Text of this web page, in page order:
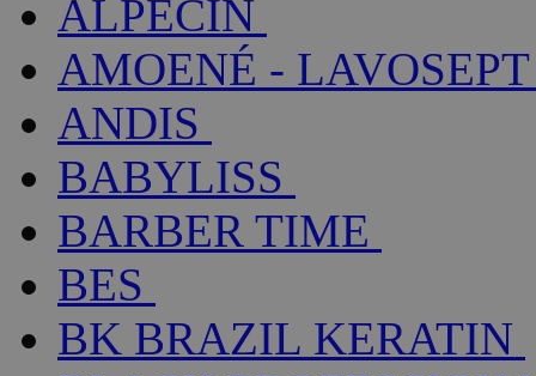
ALPECIN
AMOENÉ - LAVOSEPT
ANDIS
BABYLISS
BARBER TIME
BES
BK BRAZIL KERATIN